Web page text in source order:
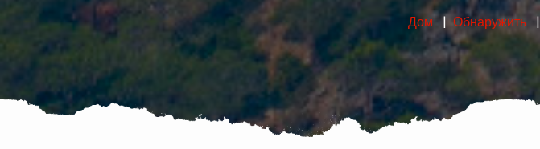
Дом Обнаружить